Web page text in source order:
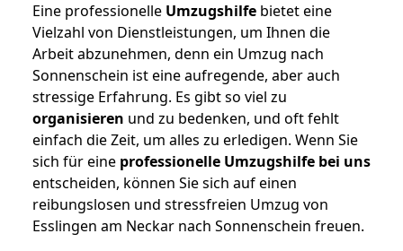
Eine professionelle Umzugshilfe bietet eine
Vielzahl von Dienstleistungen, um Ihnen die
Arbeit abzunehmen, denn ein Umzug nach
Sonnenschein ist eine aufregende, aber auch
stressige Erfahrung. Es gibt so viel zu
organisieren und zu bedenken, und oft fehlt
einfach die Zeit, um alles zu erledigen. Wenn Sie
sich für eine professionelle Umzugshilfe bei uns
entscheiden, können Sie sich auf einen
reibungslosen und stressfreien Umzug von
Esslingen am Neckar nach Sonnenschein freuen.